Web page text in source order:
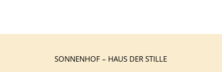
SONNENHOF – HAUS DER STILLE